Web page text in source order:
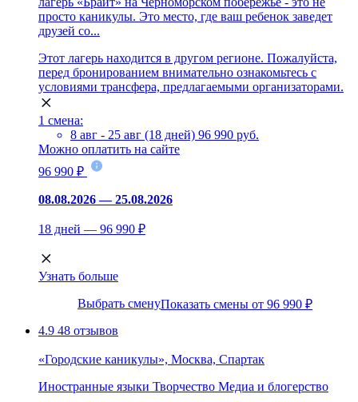
просто каникулы. Это место, где ваш ребенок заведет
друзей со...
Этот лагерь находится в другом регионе. Пожалуйста,
перед бронированием внимательно ознакомьтесь с
условиями трансфера, предлагаемыми организаторами.
1 смена:
8 авг - 25 авг (18 дней) 96 990 руб.
Можно оплатить на сайте
96 990 ₽
08.08.2026 — 25.08.2026
18 дней — 96 990 ₽
Узнать больше
Выбрать сменуПоказать смены от 96 990 ₽
4.9 48 отзывов
«Городские каникулы», Москва, Спартак
Иностранные языки Творчество Медиа и блогерство